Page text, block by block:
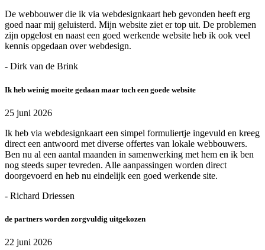
De webbouwer die ik via webdesignkaart heb gevonden heeft erg
goed naar mij geluisterd. Mijn website ziet er top uit. De problemen
zijn opgelost en naast een goed werkende website heb ik ook veel
kennis opgedaan over webdesign.
- Dirk van de Brink
Ik heb weinig moeite gedaan maar toch een goede website
25 juni 2026
Ik heb via webdesignkaart een simpel formuliertje ingevuld en kreeg
direct een antwoord met diverse offertes van lokale webbouwers.
Ben nu al een aantal maanden in samenwerking met hem en ik ben
nog steeds super tevreden. Alle aanpassingen worden direct
doorgevoerd en heb nu eindelijk een goed werkende site.
- Richard Driessen
de partners worden zorgvuldig uitgekozen
22 juni 2026